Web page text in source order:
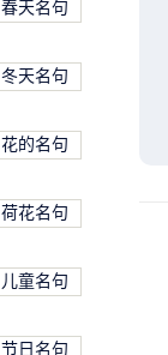
春天名句
冬天名句
花的名句
荷花名句
儿童名句
节日名句